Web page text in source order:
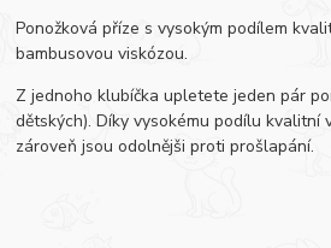
Ponožková příze s vysokým podílem
bambusovou viskózou.
Z jednoho klubíčka upletete jeden pár
dětských). Díky vysokému podílu kvalitní
zároveň jsou odolnějši proti prošlapání.